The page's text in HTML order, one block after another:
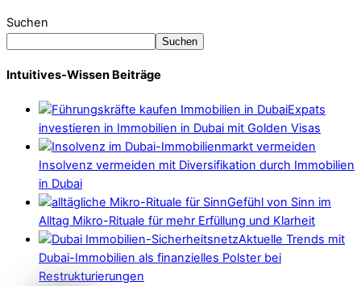
Suchen
Suchen
Intuitives-Wissen Beiträge
Expats
investieren in Immobilien in Dubai mit Golden Visas
Insolvenz vermeiden mit Diversifikation durch Immobilien
in Dubai
Gefühl von Sinn im
Alltag Mikro-Rituale für mehr Erfüllung und Klarheit
Aktuelle Trends mit
Dubai-Immobilien als finanzielles Polster bei
Restrukturierungen